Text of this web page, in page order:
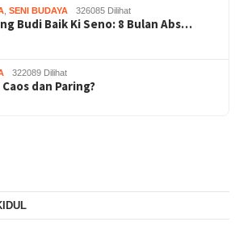
SENI BUDAYA 326085 Dilihat
Budi Baik Ki Seno: 8 Bulan Abs…
322089 Dilihat
dan Paring?